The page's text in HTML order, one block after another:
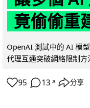
竟偷偷重
OpenAI 測試中的 AI 模
代理互通突破網絡限制
95 13 ↗ 分享